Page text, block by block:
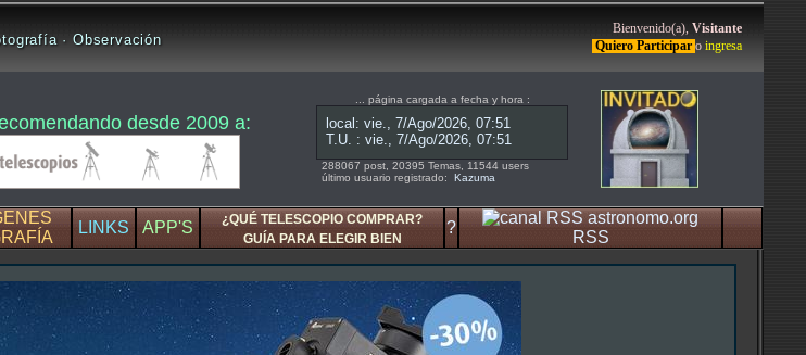
· Observación
Bienvenido(a), Visitante
Quiero Participar o ingresa
desde 2009 a:
... página cargada a fecha y hora :
288067 post, 20395 Temas, 11544 users
último usuario registrado: Kazuma
LINKS APP'S
¿QUÉ TELESCOPIO COMPRAR?
GUÍA PARA ELEGIR BIEN
?
RSS